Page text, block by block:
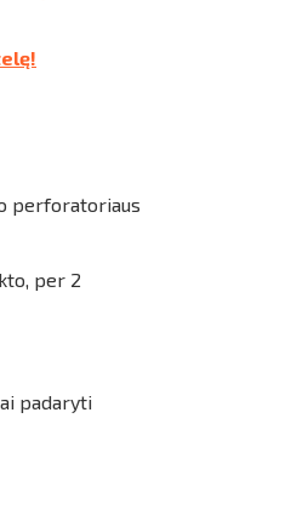
perforatoriaus
per 2
padaryti